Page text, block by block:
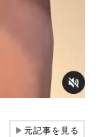
▶元記事を見る